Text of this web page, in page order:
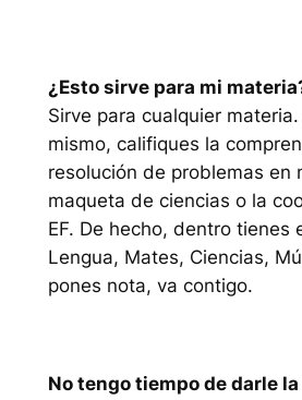
¿Esto sirve para mi
Sirve para cualquier
mismo, califiques la
resolución de problemas en
maqueta de ciencias o la
EF. De hecho, dentro tienes
Lengua, Mates, Ciencias,
pones nota, va contigo.
No tengo tiempo de darle